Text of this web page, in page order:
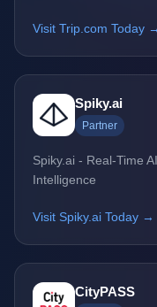
Visit Trip.com Today →
Spiky.ai
Partner
Spiky.ai - Real-Time
Intelligence
Visit Spiky.ai Today →
CityPASS